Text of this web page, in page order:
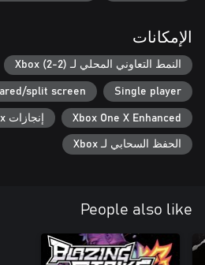
a specific atmosphere, that you will find
Are you ready? They are coming!
الإمكانات
النمط التعاوني المحلي لـ Xbox (2-2)
Single player
split screen
Xbox One X Enhanced إنجازات Xbox
الحفظ السحابي لـ Xbox
People also like